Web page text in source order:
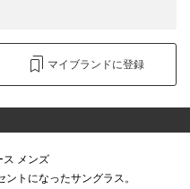
マイブランドに登録
メンズ
トになったサングラス。